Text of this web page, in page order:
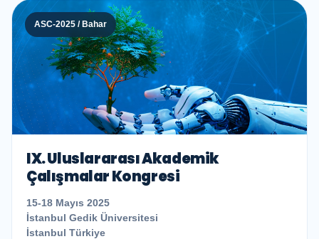
ASC-2025 / Bahar
IX. Uluslararası Akademik
Çalışmalar Kongresi
15-18 Mayıs 2025
İstanbul Gedik Üniversitesi
İstanbul Türkiye